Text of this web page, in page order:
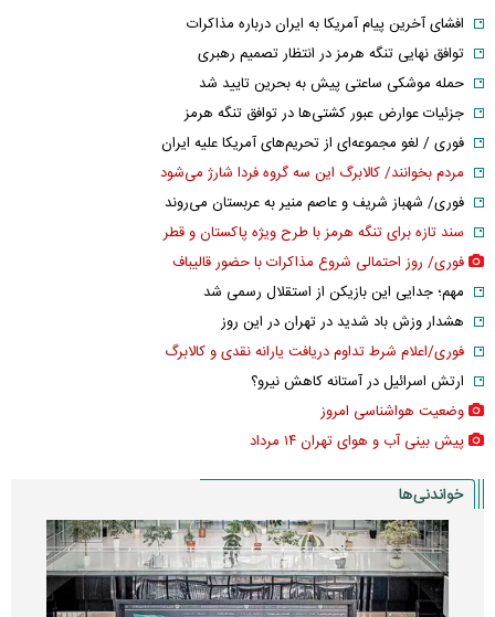
افشای آخرین پیام آمریکا به ایران درباره مذاکرات
توافق نهایی تنگه هرمز در انتظار تصمیم رهبری
حمله موشکی ساعتی پیش به بحرین تایید شد
جزئیات عوارض عبور کشتی‌ها در توافق تنگه هرمز
فوری / لغو مجموعه‌ای از تحریم‌های آمریکا علیه ایران
مردم بخوانند/ کالابرگ این سه گروه فردا شارژ می‌شود
فوری/ شهباز شریف و عاصم منیر به عربستان می‌روند
سند تازه برای تنگه هرمز با طرح ویژه پاکستان و قطر
فوری/ روز احتمالی شروع مذاکرات با حضور قالیباف
مهم؛ جدایی این بازیکن از استقلال رسمی شد
هشدار وزش باد شدید در تهران در این روز
فوری/اعلام شرط تداوم دریافت یارانه نقدی و کالابرگ
ارتش اسرائیل در آستانه کاهش نیرو؟
وضعیت هواشناسی امروز
پیش بینی آب و هوای تهران ۱۴ مرداد
خواندنی‌ها